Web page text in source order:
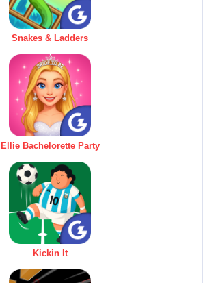
Snakes & Ladders
Ellie Bachelorette Party
Kickin It